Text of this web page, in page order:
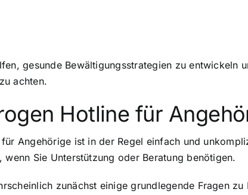
gesunde Bewältigungsstrategien zu entwickeln
achten.
Hotline für
Angehörige ist in der Regel einfach und
Sie Unterstützung oder Beratung benötigen.
zunächst einige grundlegende Fragen